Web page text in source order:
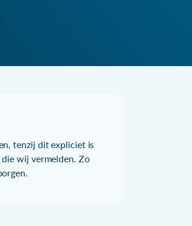
tenzij dit expliciet is
wij vermelden. Zo